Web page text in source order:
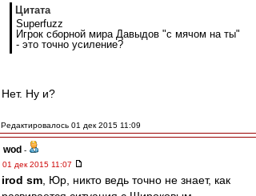
Цитата
Superfuzz
Игрок сборной мира Давыдов "с мячом на ты"
- это точно усиление?
Нет. Ну и?
Редактировалось 01 дек 2015 11:09
wod -
01 дек 2015 11:07
irod sm , Юр, никто ведь точно не знает, как